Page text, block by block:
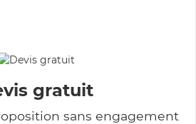
gratuit
sans engagement